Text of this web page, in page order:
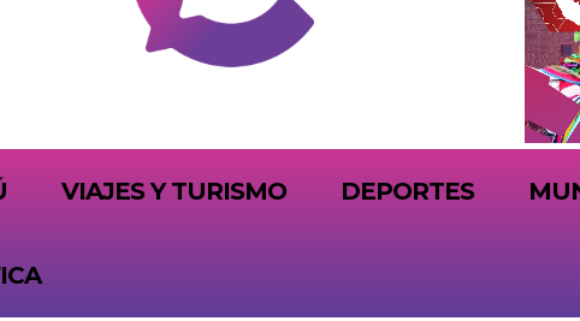
VIAJES Y TURISMO DEPORTES